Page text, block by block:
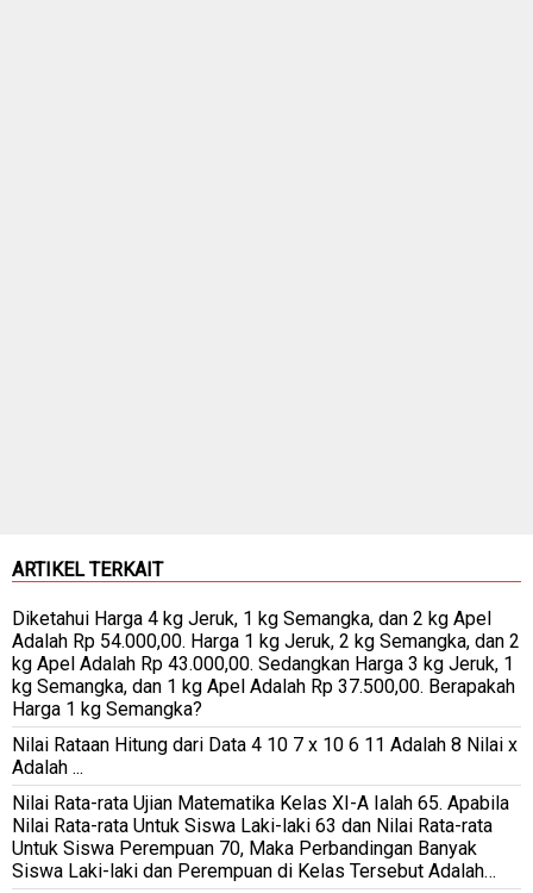
ARTIKEL TERKAIT
Diketahui Harga 4 kg Jeruk, 1 kg Semangka, dan 2 kg Apel
Adalah Rp 54.000,00. Harga 1 kg Jeruk, 2 kg Semangka, dan 2
kg Apel Adalah Rp 43.000,00. Sedangkan Harga 3 kg Jeruk, 1
kg Semangka, dan 1 kg Apel Adalah Rp 37.500,00. Berapakah
Harga 1 kg Semangka?
Nilai Rataan Hitung dari Data 4 10 7 x 10 6 11 Adalah 8 Nilai x
Adalah ...
Nilai Rata-rata Ujian Matematika Kelas XI-A Ialah 65. Apabila
Nilai Rata-rata Untuk Siswa Laki-laki 63 dan Nilai Rata-rata
Untuk Siswa Perempuan 70, Maka Perbandingan Banyak
Siswa Laki-laki dan Perempuan di Kelas Tersebut Adalah…